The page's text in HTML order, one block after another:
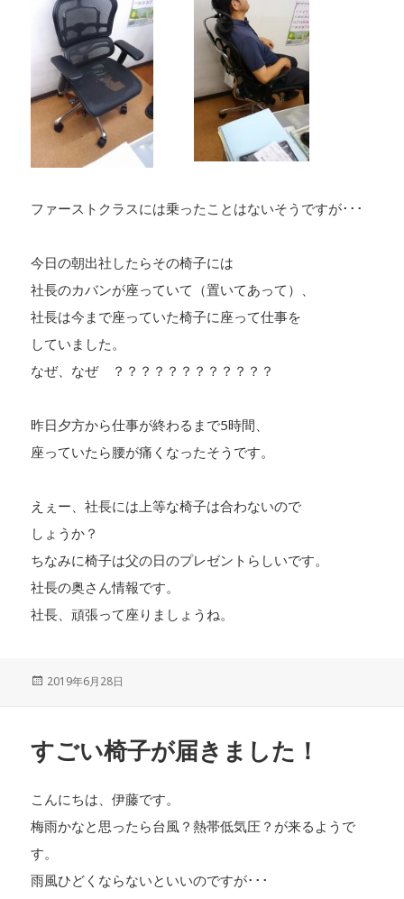
ファーストクラスには乗ったことはないそうですが･･･
今日の朝出社したらその椅子には
社長のカバンが座っていて（置いてあって）、
社長は今まで座っていた椅子に座って仕事を
していました。
なぜ、なぜ ？？？？？？？？？？？？
昨日夕方から仕事が終わるまで5時間、
座っていたら腰が痛くなったそうです。
えぇー、社長には上等な椅子は合わないので
しょうか？
ちなみに椅子は父の日のプレゼントらしいです。
社長の奥さん情報です。
社長、頑張って座りましょうね。
投
2019年6月28日
すごい椅子が届きました！
こんにちは、伊藤です。
梅雨かなと思ったら台風？熱帯低気圧？が来るようで
す。
雨風ひどくならないといいのですが･･･